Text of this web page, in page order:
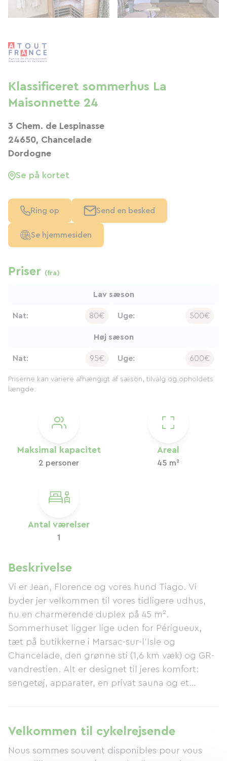
Maksimal kapacitet
2 personer
Areal
45 m²
Antal værelser
1
Beskrivelse
Vi er Jean, Florence og vores hund Tiago. Vi
byder jer velkommen til vores tidligere udhus,
nu en charmerende duplex på 45 m².
Sommerhuset ligger lige uden for Périgueux,
tæt på butikkerne i Marsac-sur-l'Isle og
Chancelade, den grønne sti (1,6 km væk) og GR-
vandrestien. Alt er designet til jeres komfort:
sengetøj, apparater, en privat sauna og et
bestræber vi os på at være både tilgængelige
og diskrete. I er velkomne til at bruge vores
have, hvor I vil møde vores bedårende, rolige og
Velkommen til cykelrejsende
Nous sommes souvent disponibles pour vous
Klassificeret sommerhus La
Maisonnette 24
3 Chem. de Lespinasse
24650, Chancelade
Dordogne
Se på kortet
Ring op Send en besked
Se hjemmesiden
Priser (fra)
Lav sæson
Nat: 80€ Uge: 500€
Høj sæson
Nat: 95€ Uge: 600€
Priserne kan variere afhængigt af sæson, tilvalg og opholdets
længde.